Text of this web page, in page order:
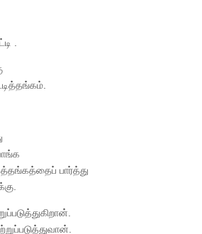
.
பார்த்து